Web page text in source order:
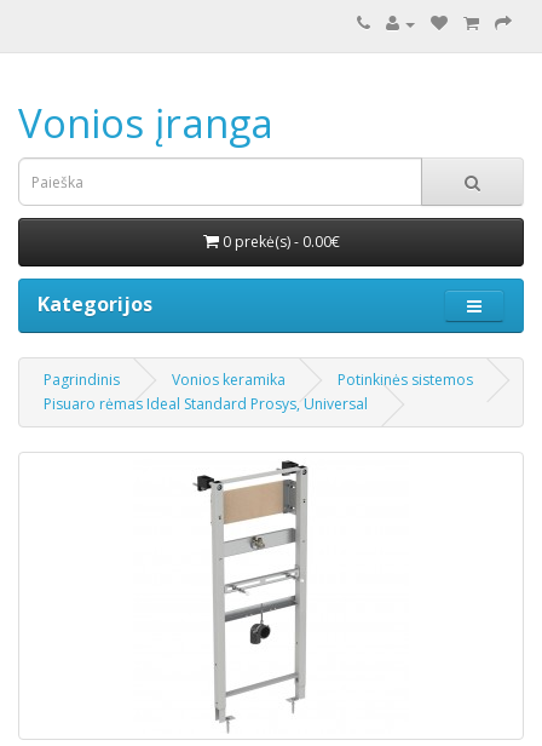
Vonios įranga
0 prekė(s) - 0.00€
Kategorijos
Pagrindinis Vonios keramika
Potinkinės sistemos
Pisuaro rėmas Ideal Standard Prosys, Universal